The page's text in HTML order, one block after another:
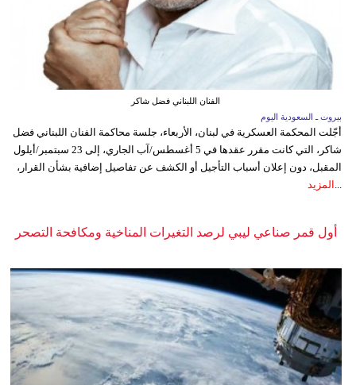
الفنان اللبناني فضل شاكر
بيروت ـ السعودية اليوم
أجّلت المحكمة العسكرية في لبنان، الأربعاء، جلسة محاكمة الفنان اللبناني فضل
شاكر، التي كانت مقرر عقدها في 5 أغسطس/آب الجاري، إلى 23 سبتمبر/أيلول
المقبل، دون إعلان أسباب التأجيل أو الكشف عن تفاصيل إضافية بشأن القرار،
المزيد
أول قمر صناعي ليبي لرصد التغيرات المناخية ومكافحة التصحر